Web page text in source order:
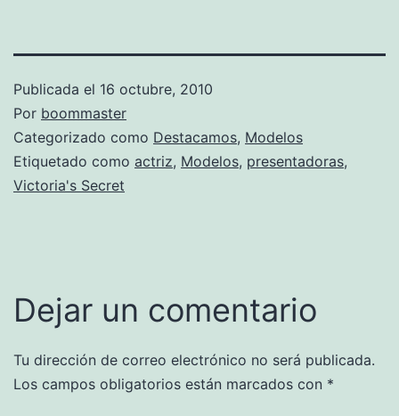
Publicada el 16 octubre, 2010
Por boommaster
Categorizado como Destacamos, Modelos
Etiquetado como actriz, Modelos, presentadoras,
Victoria's Secret
Dejar un comentario
Tu dirección de correo electrónico no será publicada.
Los campos obligatorios están marcados con *